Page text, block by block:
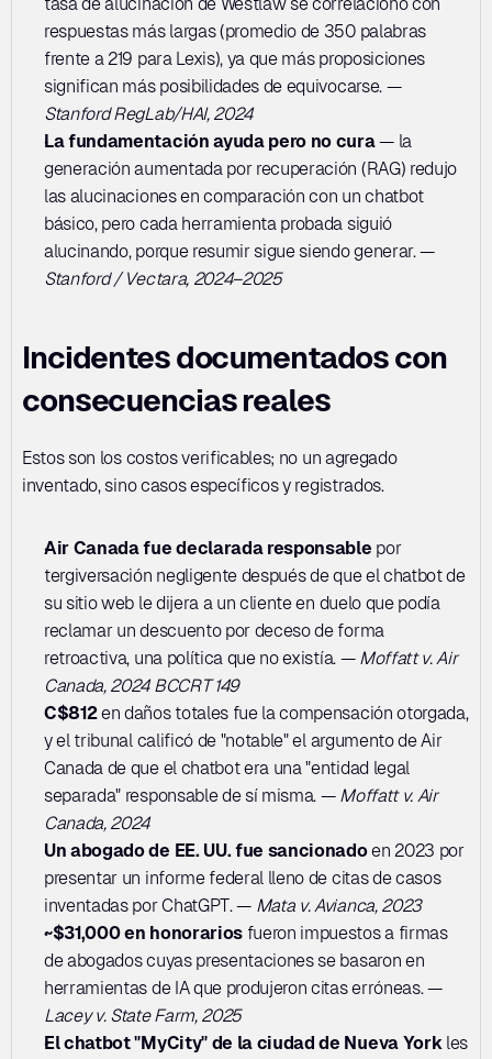
respuestas más largas (promedio de 350 palabras
frente a 219 para Lexis), ya que más proposiciones
significan más posibilidades de equivocarse. —
Stanford RegLab/HAI, 2024
La fundamentación ayuda pero no cura — la
generación aumentada por recuperación (RAG) redujo
las alucinaciones en comparación con un chatbot
básico, pero cada herramienta probada siguió
Stanford / Vectara, 2024–2025
Incidentes documentados con
consecuencias reales
Estos son los costos verificables; no un agregado
inventado, sino casos específicos y registrados.
Air Canada fue declarada responsable por
tergiversación negligente después de que el chatbot de
su sitio web le dijera a un cliente en duelo que podía
reclamar un descuento por deceso de forma
retroactiva, una política que no existía. — Moffatt v. Air
Canada, 2024 BCCRT 149
C$812 en daños totales fue la compensación otorgada,
y el tribunal calificó de "notable" el argumento de Air
Canada de que el chatbot era una "entidad legal
separada" responsable de sí misma. — Moffatt v. Air
Canada, 2024
Un abogado de EE. UU. fue sancionado en 2023 por
presentar un informe federal lleno de citas de casos
inventadas por ChatGPT. — Mata v. Avianca, 2023
~$31,000 en honorarios fueron impuestos a firmas
de abogados cuyas presentaciones se basaron en
herramientas de IA que produjeron citas erróneas. —
Lacey v. State Farm, 2025
El chatbot "MyCity" de la ciudad de Nueva York les